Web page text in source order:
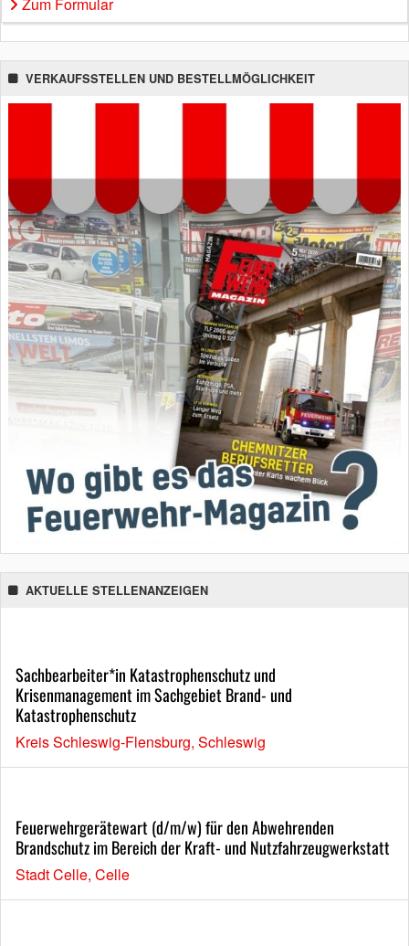
VERKAUFSSTELLEN UND BESTELLMÖGLICHKEIT
AKTUELLE STELLENANZEIGEN
Sachbearbeiter*in Katastrophenschutz und
Krisenmanagement im Sachgebiet Brand- und
Katastrophenschutz
Kreis Schleswig-Flensburg, Schleswig
Feuerwehrgerätewart (d/m/w) für den Abwehrenden
Brandschutz im Bereich der Kraft- und Nutzfahrzeugwerkstatt
Stadt Celle, Celle